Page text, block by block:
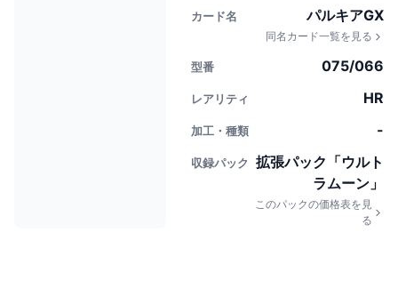
カード名 パルキアGX
同名カード一覧を見る
型番 075/066
レアリティ HR
加工・種類 -
収録パック
拡張パック「ウルト
ラムーン」
このパックの価格表を見
る